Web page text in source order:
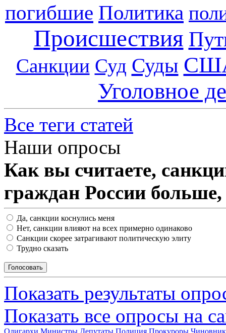
погибшие Политика
Происшествия
Санкции Суд Суды
Уголовное
Все теги статей
Наши опросы
Как вы считаете,
граждан России
Да, санкции коснулись меня
Нет, санкции влияют на всех примерно одинаково
Санкции скорее затрагивают политическую элиту
Трудно сказать
Показать результаты
Показать все опросы на
Олигархи Министры Депутаты Полиция Прокуроры